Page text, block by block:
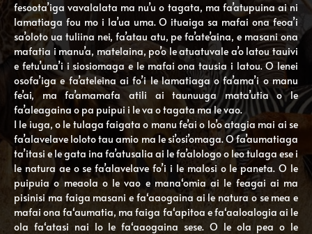
fesoota’iga vavalalata ma nu’u o tagata, ma fa’atupuina ai ni
lamatiaga fou mo i la’ua uma. O ituaiga sa mafai ona feoa’i
sa’oloto ua tuliina nei, fa’atau atu, pe fa’ate’aina, e masani ona
mafatia i manu’a, matelaina, po’o le atuatuvale a’o latou tauivi
e fetu’una’i i siosiomaga e le mafai ona tausia i latou. O lenei
osofa’iga e fa’ateleina ai fo’i le lamatiaga o fa’ama’i o manu
fe’ai, ma fa’amamafa atili ai taunuuga mata’utia o le
fa’aleagaina o pa puipui i le va o tagata ma le vao.
I le iuga, o le tulaga faigata o manu fe’ai o lo’o atagia mai ai se
fa’alavelave loloto tau amio ma le si’osi’omaga. O fa’aumatiaga
ta’itasi e le gata ina fa’atusalia ai le fa’alologo o leo tulaga ese i
le natura ae o se fa’alavelave fo’i i le malosi o le paneta. O le
puipuia o meaola o le vao e manaʻomia ai le feagai ai ma
pisinisi ma faiga masani e faʻaaogaina ai le natura o se mea e
mafai ona faʻaumatia, ma faiga faʻapitoa e faʻaaloalogia ai le
ola faʻatasi nai lo le faʻaaogaina sese. O le ola pea o le